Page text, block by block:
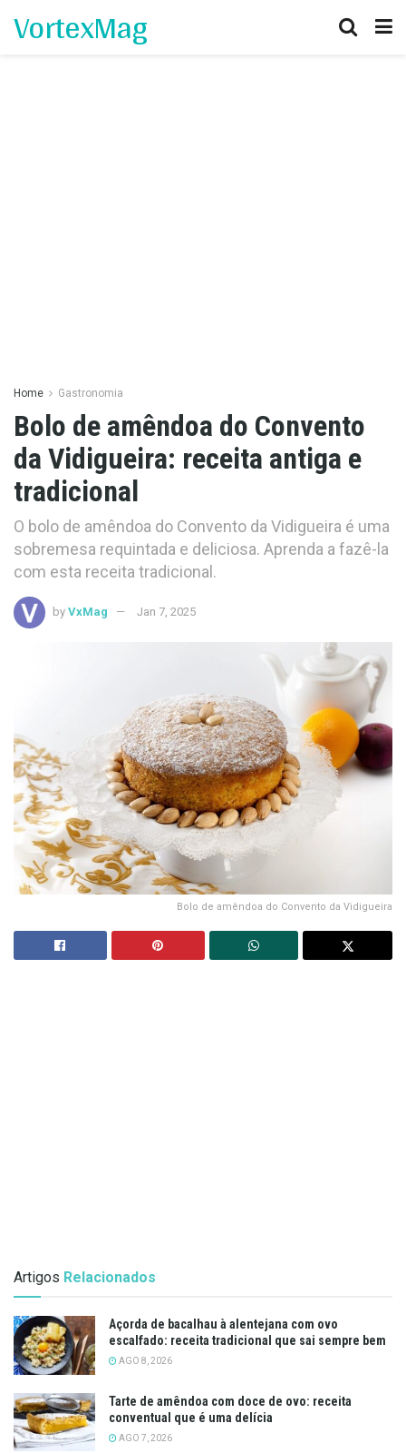
VortexMag
Home Gastronomia
Bolo de amêndoa do Convento
da Vidigueira: receita antiga e
tradicional
O bolo de amêndoa do Convento da Vidigueira é uma
sobremesa requintada e deliciosa. Aprenda a fazê-la
com esta receita tradicional.
by VxMag Jan 7, 2025
Bolo de amêndoa do Convento da Vidigueira
Artigos Relacionados
Açorda de bacalhau à alentejana com ovo
escalfado: receita tradicional que sai sempre bem
AGO 8, 2026
Tarte de amêndoa com doce de ovo: receita
conventual que é uma delícia
AGO 7, 2026